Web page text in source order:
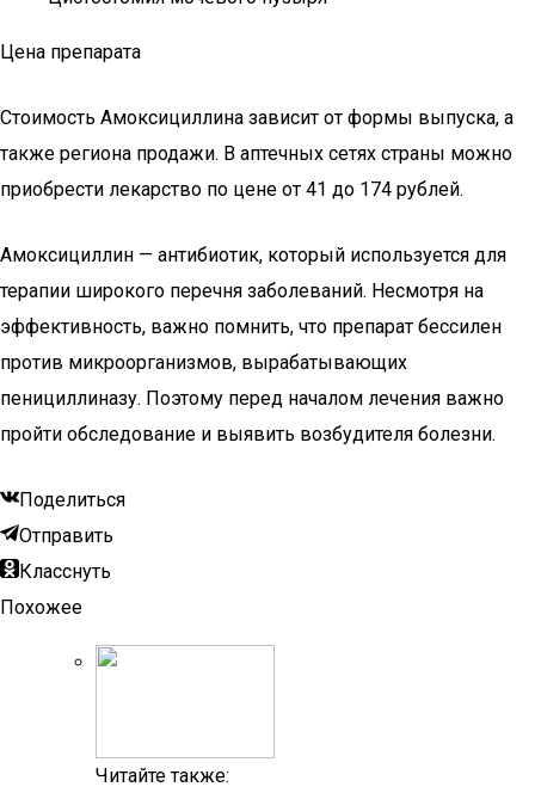
Цена препарата
Стоимость Амоксициллина зависит от формы выпуска, а
также региона продажи. В аптечных сетях страны можно
приобрести лекарство по цене от 41 до 174 рублей.
Амоксициллин — антибиотик, который используется для
терапии широкого перечня заболеваний. Несмотря на
эффективность, важно помнить, что препарат бессилен
против микроорганизмов, вырабатывающих
пенициллиназу. Поэтому перед началом лечения важно
пройти обследование и выявить возбудителя болезни.
Поделиться
Отправить
Класснуть
Похожее
Читайте также: